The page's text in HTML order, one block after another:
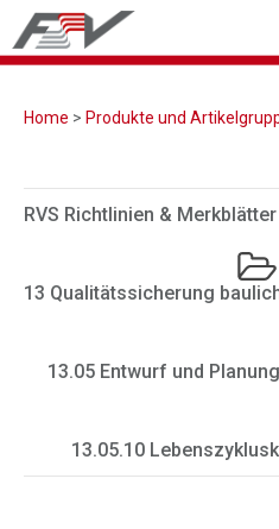
Home > Produkte und
RVS Richtlinien & Merkblätter
13 Qualitätssicherung
13.05 Entwurf und Planung
13.05.10